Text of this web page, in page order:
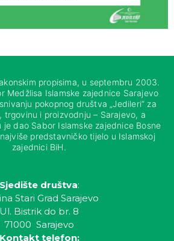
propisima, u septembru 2003.
Medžlisa Islamske zajednice Sarajevo
pokopnog društva „Jedileri“ za
trgovinu i proizvodnju – Sarajevo, a
dao Sabor Islamske zajednice Bosne
predstavničko tijelo u Islamskoj
zajednici BiH.
Sjedište društva:
Stari Grad Sarajevo
Ul. Bistrik do br. 8
71000 Sarajevo
Kontakt telefon: